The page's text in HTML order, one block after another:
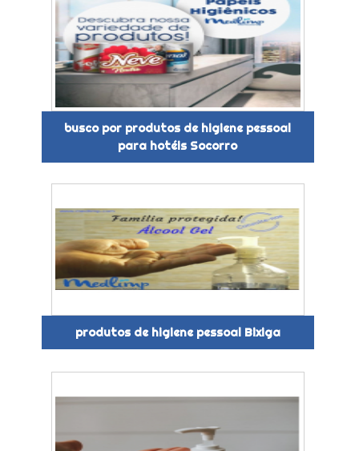
busco por produtos de higiene pessoal
para hotéis Socorro
produtos de higiene pessoal Bixiga